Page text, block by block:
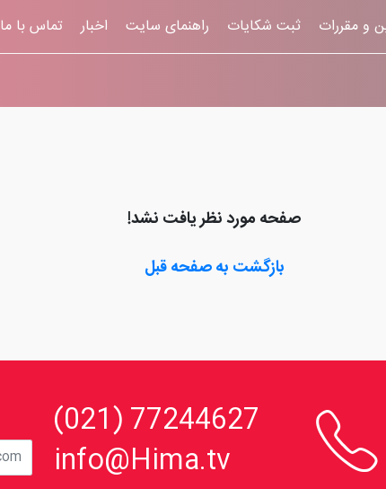
و مقررات ثبت شکایات راهنمای سایت اخبار تماس با ما
صفحه مورد نظر یافت نشد!
بازگشت به صفحه قبل

77244627 (021)
info@Hima.tv